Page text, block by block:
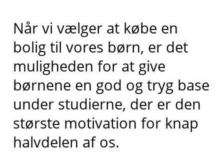
Når vi vælger at købe en
bolig til vores børn, er det
muligheden for at give
børnene en god og tryg base
under studierne, der er den
største motivation for knap
halvdelen af os.